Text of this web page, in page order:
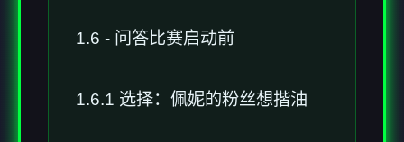
1.6 - 问答比赛启动前
1.6.1 选择：佩妮的粉丝想揩油